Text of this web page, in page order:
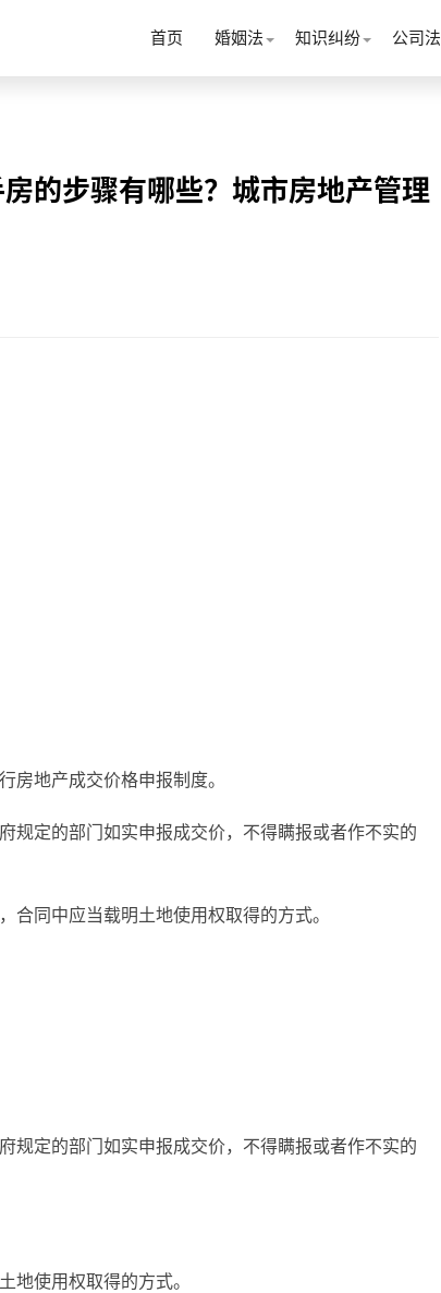
首页 婚姻法 知识纠纷 公司法
的步骤有哪些？城市房地产管理
房地产成交价格申报制度。
规定的部门如实申报成交价，不得瞒报或者作不实的
同中应当载明土地使用权取得的方式。
规定的部门如实申报成交价，不得瞒报或者作不实的
地使用权取得的方式。